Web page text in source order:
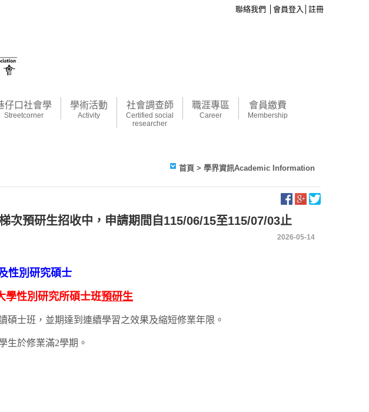
聯絡我們 會員登入 註冊
仔口社會學
Streetcorner
學術活動
Activity
社會調查師
Certified social
researcher
職涯專區
Career
會員繳費
Membership
首頁 > 學界資訊Academic Information
次預研生招收中，申請期間自115/06/15至115/07/03止
2026-05-14
性別研究碩士
學性別研究所碩士班預研生
士班，並期達到連續學習之效果及縮短修業年限。
生於修業滿2學期。